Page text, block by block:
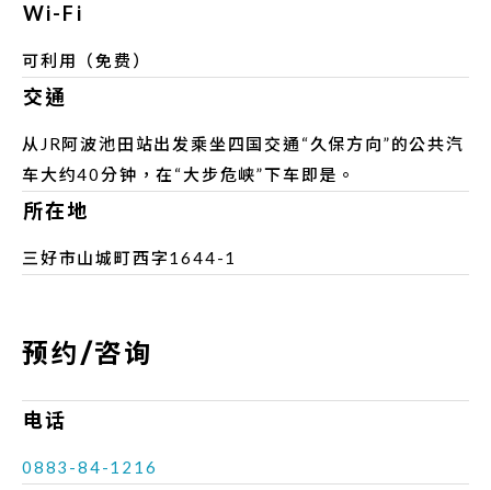
Wi-Fi
可利用（免费）
交通
从JR阿波池田站出发乘坐四国交通“久保方向”的公共汽
车大约40分钟，在“大步危峡”下车即是。
所在地
三好市山城町西字1644-1
预约/咨询
电话
0883-84-1216